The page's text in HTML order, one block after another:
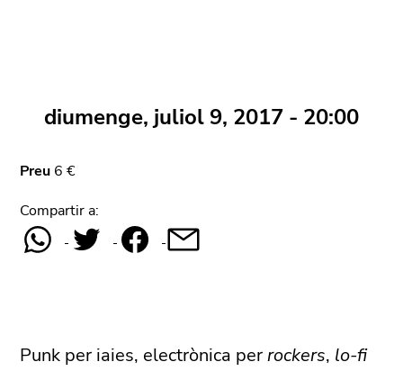
diumenge, juliol 9, 2017 - 20:00
Preu 6 €
Compartir a:
Punk per iaies, electrònica perrockers, lo-fi